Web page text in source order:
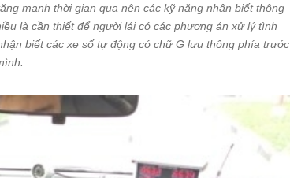
mạnh thời gian qua nên các kỹ năng nhận biết thông
là cần thiết để người lái có các phương án xử lý tình
biết các xe số tự động có chữ G lưu thông phía trước